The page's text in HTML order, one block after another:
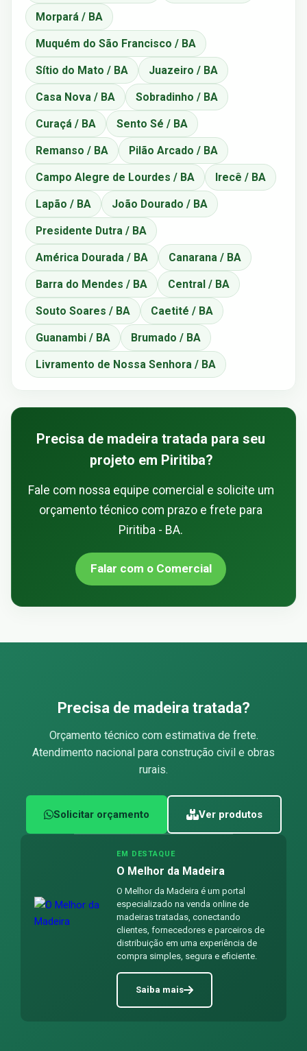
Morpará / BA
Muquém do São Francisco / BA
Sítio do Mato / BA Juazeiro / BA
Casa Nova / BA Sobradinho / BA
Curaçá / BA Sento Sé / BA
Remanso / BA Pilão Arcado / BA
Campo Alegre de Lourdes / BA Irecê / BA
Lapão / BA João Dourado / BA
Presidente Dutra / BA
América Dourada / BA Canarana / BA
Barra do Mendes / BA Central / BA
Souto Soares / BA Caetité / BA
Guanambi / BA Brumado / BA
Livramento de Nossa Senhora / BA
Precisa de madeira tratada para seu
projeto em Piritiba?
Fale com nossa equipe comercial e solicite um
orçamento técnico com prazo e frete para
Piritiba - BA.
Falar com o Comercial
Precisa de madeira tratada?
Orçamento técnico com estimativa de frete.
Atendimento nacional para construção civil e obras
rurais.
Solicitar orçamento Ver produtos
EM DESTAQUE
O Melhor da Madeira
O Melhor da Madeira é um portal
especializado na venda online de
madeiras tratadas, conectando
clientes, fornecedores e parceiros de
distribuição em uma experiência de
compra simples, segura e eficiente.
Saiba mais